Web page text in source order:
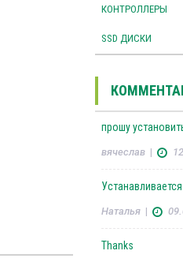
КОНТРОЛЛЕРЫ
SSD ДИСКИ
прошу
вячеслав|
Наталья|
Thanks